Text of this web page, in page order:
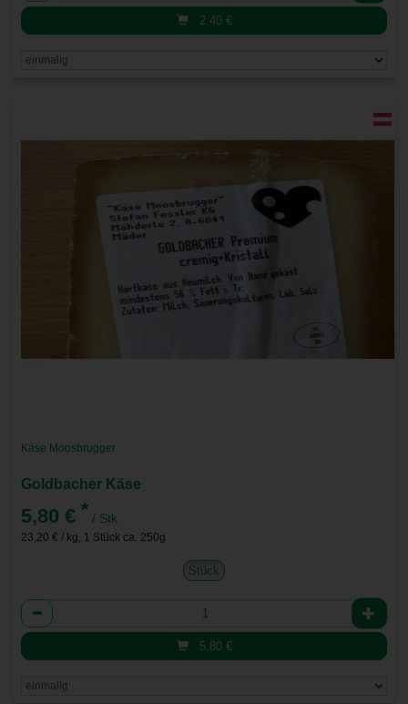
2,40 €
Käse Moosbrugger
Goldbacher Käse
5,80 € * / Stk
23,20 € / kg, 1 Stück ca. 250g
Stück
Anzahl
5,80 €